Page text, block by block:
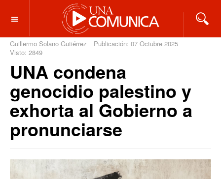
OFF CANVAS
Guillermo Solano Gutiérrez
Publicación: 07 Octubre 2025
Visto: 2849
UNA condena
genocidio palestino y
exhorta al Gobierno a
pronunciarse